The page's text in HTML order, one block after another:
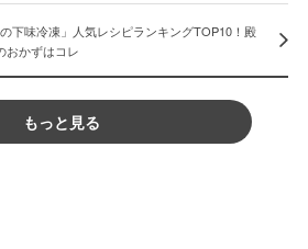
の下味冷凍」人気レシピランキングTOP10！殿
おかずはコレ
もっと見る